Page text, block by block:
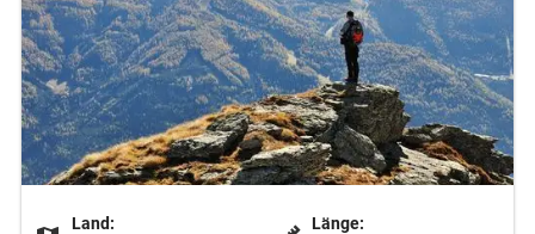
Land:
Länge: